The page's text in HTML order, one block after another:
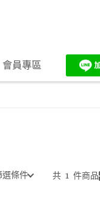
會員專區
選條件 共 1 件商品